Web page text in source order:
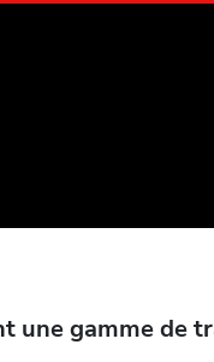
gamme de